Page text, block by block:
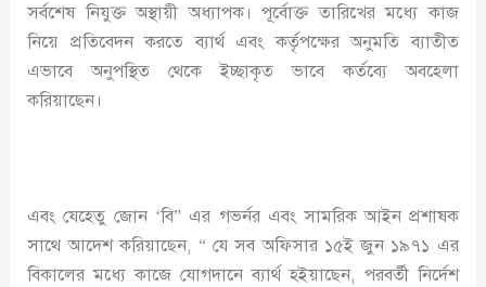
সর্বশেষ নিযুক্ত অস্থায়ী অধ্যাপক। পূর্বোক্ত তারিখের মধ্যে কাজ
নিয়ে প্রতিবেদন করতে ব্যার্থ এবং কর্তৃপক্ষের অনুমতি ব্যাতীত
এভাবে অনুপস্থিত থেকে ইচ্ছাকৃত ভাবে কর্তব্যে অবহেলা
করিয়াছেন।
এবং যেহেতু জোন ‘বি” এর গভর্নর এবং সামরিক আইন প্রশাষক
সাথে আদেশ করিয়াছেন, “ যে সব অফিসার ১৫ই জুন ১৯৭১ এর
বিকালের মধ্যে কাজে যোগদানে ব্যার্থ হইয়াছেন, পরবর্তী নির্দেশ